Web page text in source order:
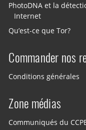
PhotoDNA et la
Internet
Qu’est-ce que Tor?
Commander nos
Conditions générales
Zone médias
Communiqués du